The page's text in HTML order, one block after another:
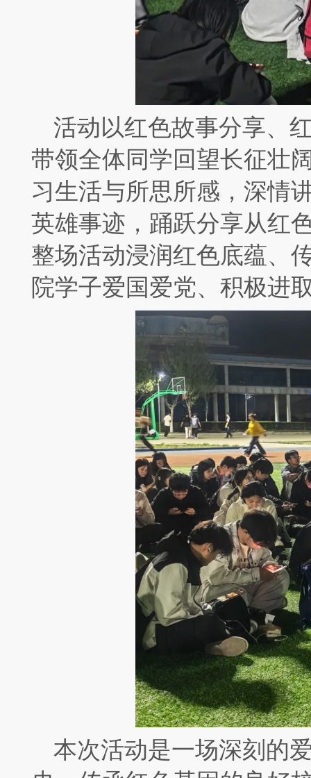
活动以红色故事分享、
带领全体同学回望长征壮
习生活与所思所感，深情
英雄事迹，踊跃分享从红
整场活动浸润红色底蕴、
院学子爱国爱党、积极进
本次活动是一场深刻的